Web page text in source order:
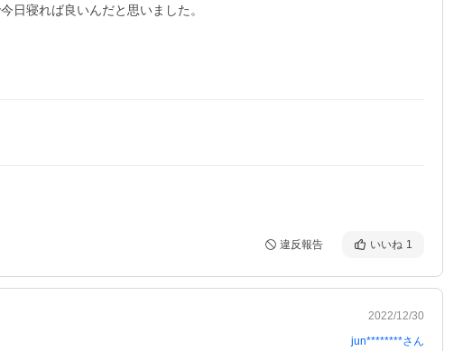
日寝れば良いんだと思いました。
違反報告 いいね 1
2022/12/30
jun********さん